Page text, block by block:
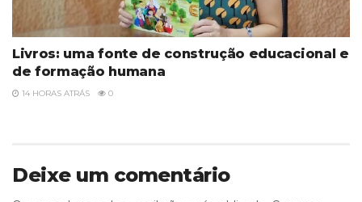
Livros: uma fonte de construção educacional e
de formação humana
14 HORAS ATRÁS 0
Deixe um comentário